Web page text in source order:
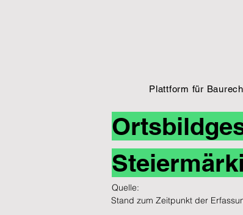
Plattform für
Quelle:
Stand zum Zeitpunkt der